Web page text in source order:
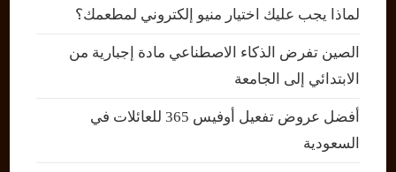
لماذا يجب عليك اختيار منيو إلكتروني لمطعمك؟
الصين تفرض الذكاء الاصطناعي مادة إجبارية من
الابتدائي إلى الجامعة
أفضل عروض تفعيل أوفيس 365 للعائلات في
السعودية